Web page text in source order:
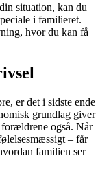
situation, kan du
i familieret.
hvor du kan få
er det i sidste ende
grundlag giver
også. Når
– får
familien ser